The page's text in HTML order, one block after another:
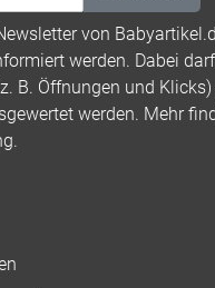
von
werden. Dabei
B. Öffnungen und
werden. Mehr
.